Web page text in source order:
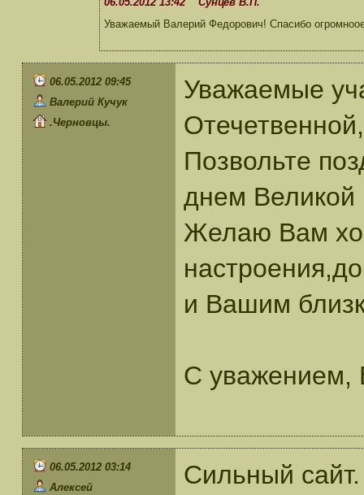
Уважаемый Валерий Федорович! Спасибо
06.05.2012 09:45
Валерий Кучук
.Черновцы.
Уважаемые
Позвольте
днем
Желаю Вам
и Вашим
С уважением,
06.05.2012 03:14
Алексей
Сильный